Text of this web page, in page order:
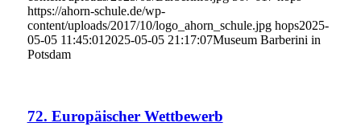
https://ahorn-schule.de/wp-
content/uploads/2017/10/logo_ahorn_schule.jpg hops2025-
05-05 11:45:01 2025-05-05 21:17:07Museum Barberini in
Potsdam
72. Europäischer Wettbewerb